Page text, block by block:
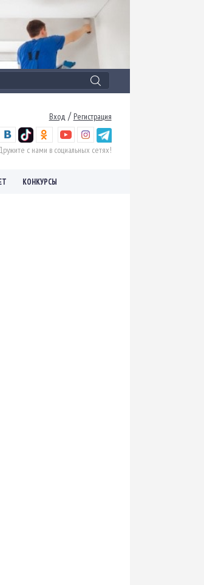
Вход / Регистрация
с нами в социальных сетях!
КОНКУРСЫ